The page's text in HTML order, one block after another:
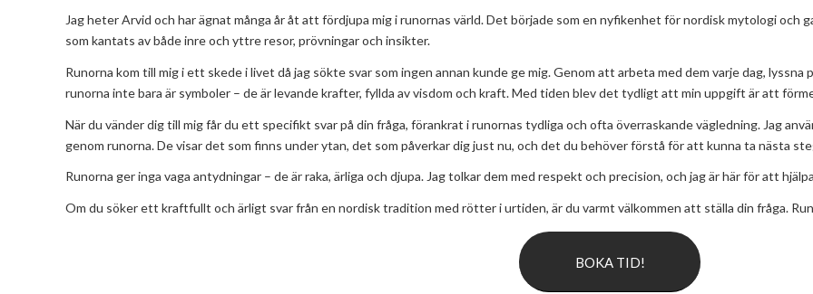
Jag heter Arvid och har ägnat många år åt att fördjupa mig i runornas värld. Det började som en nyfikenhet för nordisk mytologi och
som kantats av både inre och yttre resor, prövningar och insikter.
Runorna kom till mig i ett skede i livet då jag sökte svar som ingen annan kunde ge mig. Genom att arbeta med dem varje dag,
runorna inte bara är symboler – de är levande krafter, fyllda av visdom och kraft. Med tiden blev det tydligt att min uppgift är att
När du vänder dig till mig får du ett specifikt svar på din fråga, förankrat i runornas tydliga och ofta överraskande vägledning. Jag
genom runorna. De visar det som finns under ytan, det som påverkar dig just nu, och det du behöver förstå för att kunna ta nästa
Runorna ger inga vaga antydningar – de är raka, ärliga och djupa. Jag tolkar dem med respekt och precision, och jag är här för att
Om du söker ett kraftfullt och ärligt svar från en nordisk tradition med rötter i urtiden, är du varmt välkommen att ställa din fråga.
BOKA TID!